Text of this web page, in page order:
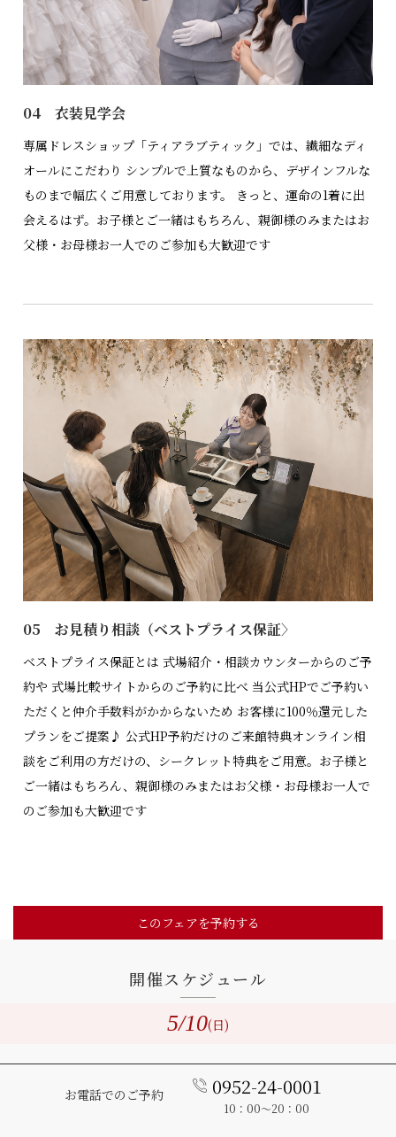
04 衣装見学会
専属ドレスショップ「ティアラブティック」では、繊細なディ
オールにこだわり シンプルで上質なものから、デザインフルな
ものまで幅広くご用意しております。 きっと、運命の1着に出
会えるはず。お子様とご一緒はもちろん、親御様のみまたはお
父様・お母様お一人でのご参加も大歓迎です
05 お見積り相談（ベストプライス保証〉
ベストプライス保証とは 式場紹介・相談カウンターからのご予
約や 式場比較サイトからのご予約に比べ 当公式HPでご予約い
ただくと仲介手数料がかからないため お客様に100％還元した
プランをご提案♪ 公式HP予約だけのご来館特典オンライン相
談をご利用の方だけの、シークレット特典をご用意。お子様と
ご一緒はもちろん、親御様のみまたはお父様・お母様お一人で
のご参加も大歓迎です
このフェアを予約する
開催スケジュール
5/10(日)
お電話でのご予約 0952-24-0001
10：00～20：00